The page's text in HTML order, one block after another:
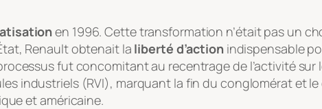
en 1996. Cette transformation n’était pas un
Renault obtenait la liberté d’actionindispensable
fut concomitant au recentrage de l’activité sur
industriels (RVI), marquant la fin du conglomérat et le
et américaine.